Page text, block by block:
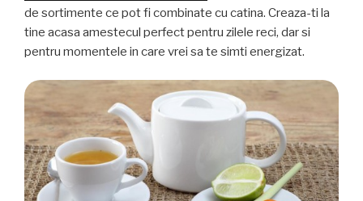
de sortimente ce pot fi combinate cu catina. Creaza-ti la
tine acasa amestecul perfect pentru zilele reci, dar si
pentru momentele in care vrei sa te simti energizat.